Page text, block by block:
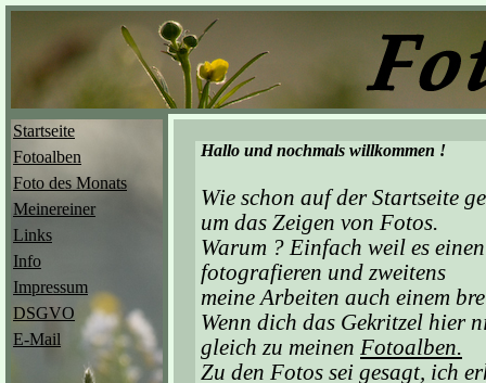
Startseite
Fotoalben
Foto des Monats
Meinereiner
Links
Info
Impressum
DSGVO
E-Mail
Hallo und nochmals willkommen !
Wie schon auf der Startseite
um das Zeigen von Fotos.
Warum ? Einfach weil es
fotografieren und zweitens
meine Arbeiten auch einem
Wenn dich das Gekritzel hier
gleich zu meinen Fotoalben.
Zu den Fotos sei gesagt, ich